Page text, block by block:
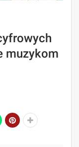
muzykom